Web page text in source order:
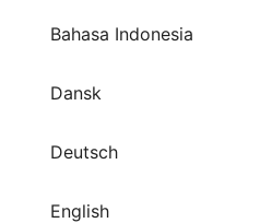
Bahasa Indonesia
Dansk
Deutsch
English